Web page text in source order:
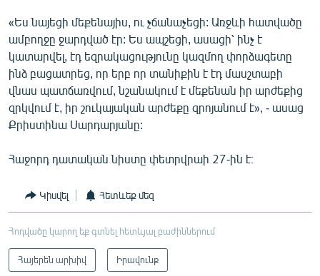
«Ես նայեցի մեքենայիս, ու չճանաչեցի: Առջևի հատվածը
ամբողջը ջարդված էր: Ես ապշեցի, ասացի՝ ինչ է
կատարվել, էդ եզրակացությունը կազմող փորձագետը
ինձ բացատրեց, որ երբ որ տանիքին է էդ մասշտաբի
վնաս պատճառվում, նշանակում է մեքենան իր արժեքից
զրկվում է, իր շուկայական արժեքը զրոյանում է», - ասաց
Քրիստինա Սարդարյանը:
Հաջորդ դատական նիստը փետրվրաի 27-ին է։
Կիսվել Հետևեք մեզ
Հոդվածը կարող եք գտնել հետևյալ բաժիններում
Հայերեն արխիվ Իրավունք